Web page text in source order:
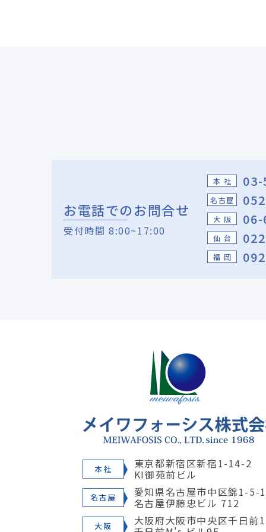
お電話でのお問合せ
受付時間 8:00~17:00
本 社
名古屋
大 阪
仙 台
福 岡
本社 東京都新宿区新宿1-14-2
KI御苑前ビル
名古屋 愛知県名古屋市中区錦1-5-
名古屋伊藤忠ビル 712
大阪 大阪府大阪市中央区千日前